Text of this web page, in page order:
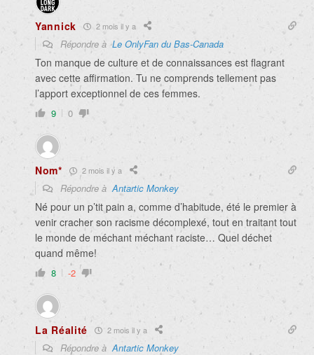
Yannick 2 mois il y a
Répondre àLe OnlyFan du Bas-Canada
Ton manque de culture et de connaissances est flagrant
avec cette affirmation. Tu ne comprends tellement pas
l’apport exceptionnel de ces femmes.
9 0
Nom* 2 mois il y a
Répondre àAntartic Monkey
Né pour un p’tit pain a, comme d’habitude, été le premier à
venir cracher son racisme décomplexé, tout en traitant tout
le monde de méchant méchant raciste… Quel déchet
quand même!
8 -2
La Réalité 2 mois il y a
Répondre àAntartic Monkey